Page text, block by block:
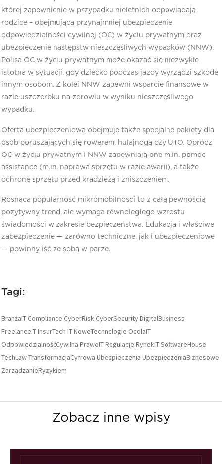
której zapewnienie w przypadku nieletnich odpowiadają
rodzice – obejmująca przynajmniej ubezpieczenie
odpowiedzialności cywilnej (OC) w życiu prywatnym oraz
ubezpieczenie następstw nieszczęśliwych wypadków (NNW).
Polisa OC w życiu prywatnym może okazać się niezwykle
istotna w sytuacji, gdy dziecko podczas jazdy wyrządzi szkodę
innym osobom. Z kolei NNW zapewni wsparcie finansowe w
razie uszczerbku na zdrowiu w wyniku nieszczęśliwego
wypadku.
Oferta ubezpieczeniowa obejmuje także specjalne pakiety dla
osób poruszających się rowerem, hulajnogą czy UTO. Oprócz
OC w życiu prywatnym i NNW zapewniają one m.in. pomoc
assistance (m.in. naprawa sprzętu w razie awarii), a także
ochronę sprzętu przed kradzieżą i zniszczeniem.
Rosnąca popularność mikromobilności to z całą pewnością
pozytywny trend, ale wymaga równoległego wzrostu
świadomości w zakresie bezpieczeństwa. Edukacja i właściwe
zabezpieczenie — zarówno techniczne, jak i ubezpieczeniowe
— powinny iść ze sobą w parze.
Tagi:
BranżaIT Compliance CyberRisk CyberSecurityDigitalBusiness
FreelanceITInsurTech ITNoweTechnologie OcdlaIT
OdpowiedzialnośćCywilna PrawoITRegulacje RynekITSoftwareHouse
TechLawTransformacjaCyfrowa Ubezpieczenia UbezpieczeniaBiznesowe
ZarządzanieRyzykiem
Zobacz inne wpisy